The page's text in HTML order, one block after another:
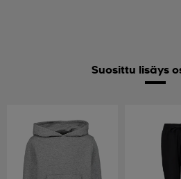
Suosittu lisäys